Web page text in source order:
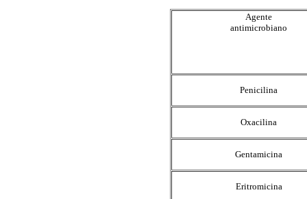
Agente
antimicrobiano
Penicilina
Oxacilina
Gentamicina
Eritromicina